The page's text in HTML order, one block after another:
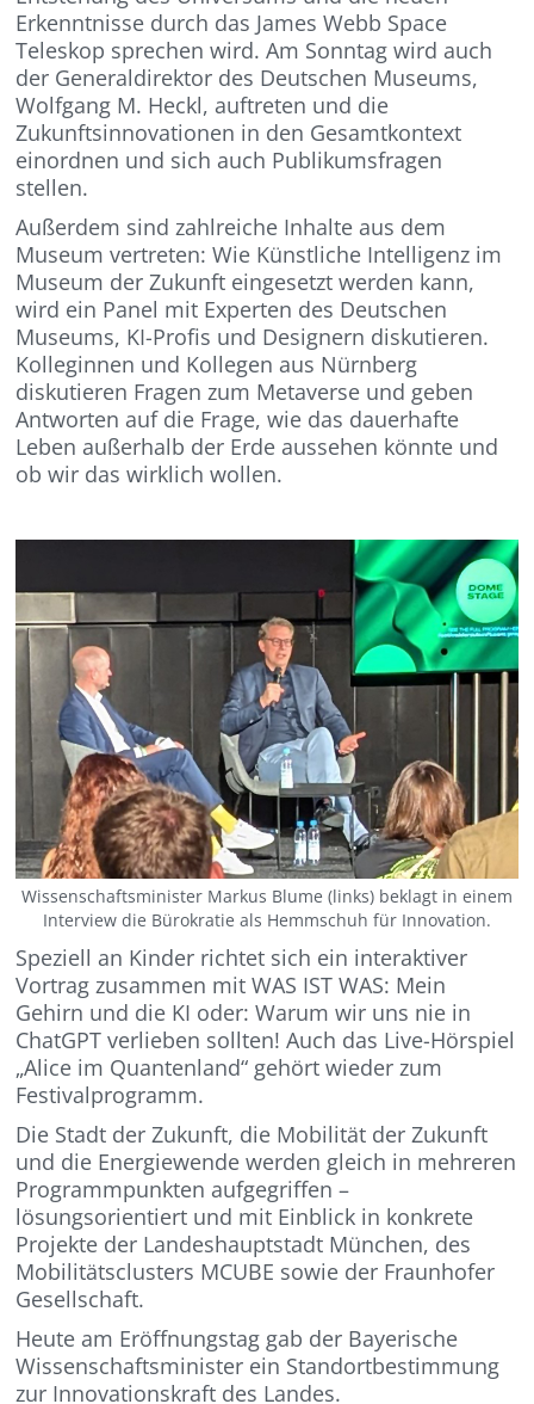
Erkenntnisse durch das James Webb Space
Teleskop sprechen wird. Am Sonntag wird auch
der Generaldirektor des Deutschen Museums,
Wolfgang M. Heckl, auftreten und die
Zukunftsinnovationen in den Gesamtkontext
einordnen und sich auch Publikumsfragen
stellen.
Außerdem sind zahlreiche Inhalte aus dem
Museum vertreten: Wie Künstliche Intelligenz im
Museum der Zukunft eingesetzt werden kann,
wird ein Panel mit Experten des Deutschen
Museums, KI-Profis und Designern diskutieren.
Kolleginnen und Kollegen aus Nürnberg
diskutieren Fragen zum Metaverse und geben
Antworten auf die Frage, wie das dauerhafte
Leben außerhalb der Erde aussehen könnte und
ob wir das wirklich wollen.
Wissenschaftsminister Markus Blume (links) beklagt in einem
Interview die Bürokratie als Hemmschuh für Innovation.
Speziell an Kinder richtet sich ein interaktiver
Vortrag zusammen mit WAS IST WAS: Mein
Gehirn und die KI oder: Warum wir uns nie in
ChatGPT verlieben sollten! Auch das Live-Hörspiel
„Alice im Quantenland“ gehört wieder zum
Festivalprogramm.
Die Stadt der Zukunft, die Mobilität der Zukunft
und die Energiewende werden gleich in mehreren
Programmpunkten aufgegriffen –
lösungsorientiert und mit Einblick in konkrete
Projekte der Landeshauptstadt München, des
Mobilitätsclusters MCUBE sowie der Fraunhofer
Gesellschaft.
Heute am Eröffnungstag gab der Bayerische
Wissenschaftsminister ein Standortbestimmung
zur Innovationskraft des Landes.